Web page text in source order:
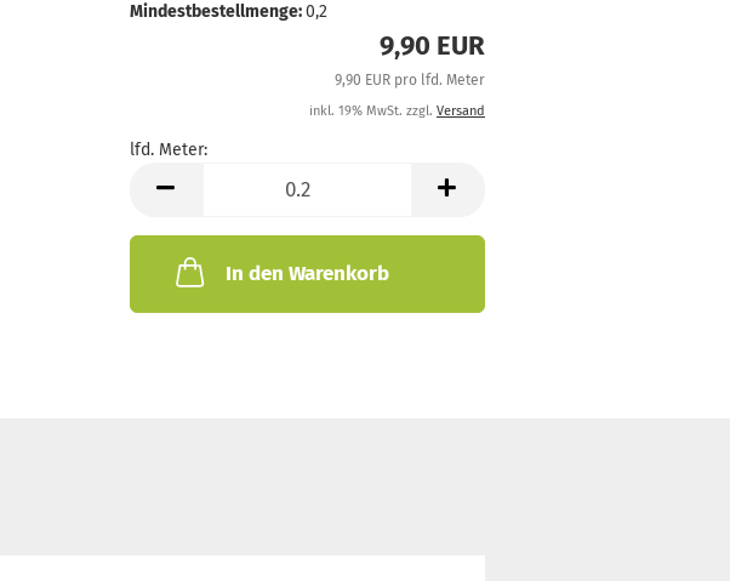
Mindestbestellmenge:0,2
9,90 EUR
9,90 EUR pro lfd. Meter
inkl. 19% MwSt. zzgl. Versand
lfd. Meter:
In den Warenkorb